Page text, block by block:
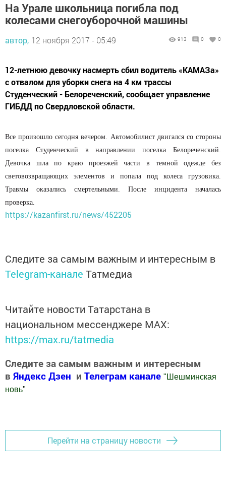
На Урале школьница погибла под
колесами снегоуборочной машины
автор, 12 ноября 2017 - 05:49 913 0 0
12-летнюю девочку насмерть сбил водитель «КАМАЗа»
с отвалом для уборки снега на 4 км трассы
Студенческий - Белореченский, сообщает управление
ГИБДД по Свердловской области.
Все произошло сегодня вечером. Автомобилист двигался со стороны
поселка Студенческий в направлении поселка Белореченский.
Девочка шла по краю проезжей части в темной одежде без
световозвращающих элементов и попала под колеса грузовика.
Травмы оказались смертельными. После инцидента началась
проверка.
https://kazanfirst.ru/news/452205
Следите за самым важным и интересным в
Telegram-канале Татмедиа
Читайте новости Татарстана в
национальном мессенджере MАХ:
https://max.ru/tatmedia
Следите за самым важным и интересным
в Яндекс Дзен и Телеграм канале " Шешминская
новь"
Перейти на страницу новости